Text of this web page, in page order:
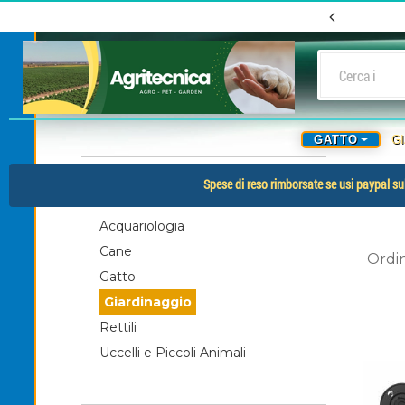
GATTO
Spese di reso rimborsate se usi paypal
-
Acquariologia
Cane
Gatto
Giardinaggio
Rettili
Uccelli e Piccoli Animali